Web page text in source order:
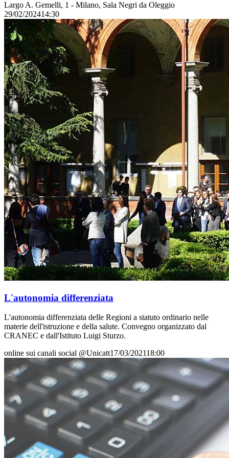
Largo A. Gemelli, 1 - Milano, Sala Negri da Oleggio
29/02/202414:30
L'autonomia differenziata
L'autonomia differenziata delle Regioni a statuto ordinario nelle
materie dell'istruzione e della salute. Convegno organizzato dal
CRANEC e dall'Istituto Luigi Sturzo.
online sui canali social @Unicatt17/03/202118:00